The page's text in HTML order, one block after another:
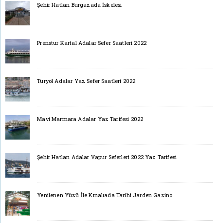
Şehir Hatları Burgazada İskelesi
Prenstur Kartal Adalar Sefer Saatleri 2022
Turyol Adalar Yaz Sefer Saatleri 2022
Mavi Marmara Adalar Yaz Tarifesi 2022
Şehir Hatları Adalar Vapur Seferleri 2022 Yaz Tarifesi
Yenilenen Yüzü İle Kınalıada Tarihi Jarden Gazino